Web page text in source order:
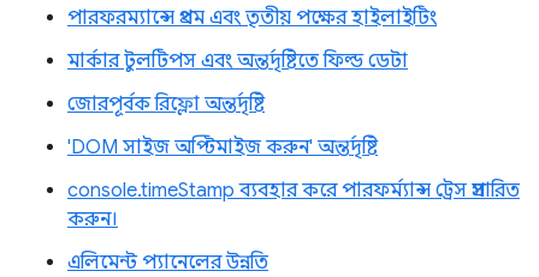
পারফরম্যান্সে প্রথম এবং তৃতীয় পক্ষের হাইলাইটিং
মার্কার টুলটিপস এবং অন্তর্দৃষ্টিতে ফিল্ড ডেটা
জোরপূর্বক রিফ্লো অন্তর্দৃষ্টি
'DOM সাইজ অপ্টিমাইজ করুন' অন্তর্দৃষ্টি
console.timeStamp ব্যবহার করে পারফর্ম্যান্স ট্রেস প্রসারিত
করুন।
এলিমেন্ট প্যানেলের উন্নতি